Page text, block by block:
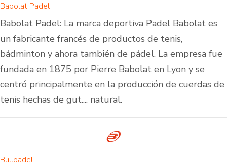
Babolat Padel
Babolat Padel: La marca deportiva Padel Babolat es
un fabricante francés de productos de tenis,
bádminton y ahora también de pádel. La empresa fue
fundada en 1875 por Pierre Babolat en Lyon y se
centró principalmente en la producción de cuerdas de
tenis hechas de gut.... natural.
Bullpadel